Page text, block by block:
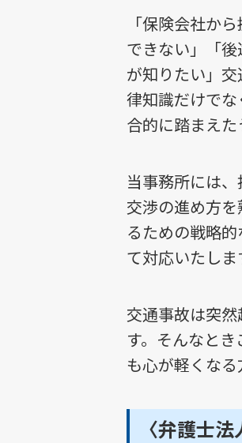
「保険会社か
できない」「
が知りたい」
律知識だけで
合的に踏まえた
当事務所には
交渉の進め方
るための戦略
て対応いたしま
交通事故は突
す。そんなと
も心が軽くな
〈弁護士